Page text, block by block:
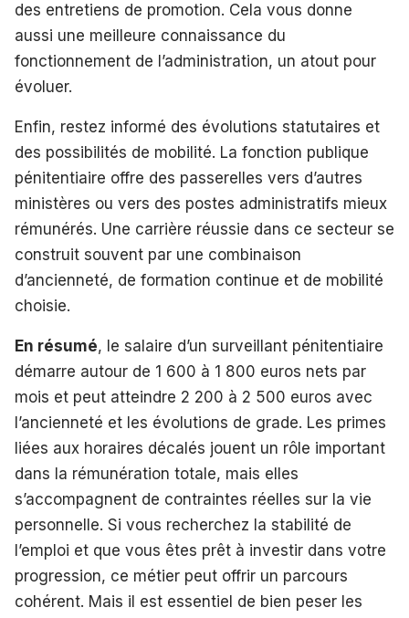
des entretiens de promotion. Cela vous donne
aussi une meilleure connaissance du
fonctionnement de l’administration, un atout pour
évoluer.
Enfin, restez informé des évolutions statutaires et
des possibilités de mobilité. La fonction publique
pénitentiaire offre des passerelles vers d’autres
ministères ou vers des postes administratifs mieux
rémunérés. Une carrière réussie dans ce secteur se
construit souvent par une combinaison
d’ancienneté, de formation continue et de mobilité
choisie.
En résumé, le salaire d’un surveillant pénitentiaire
démarre autour de 1 600 à 1 800 euros nets par
mois et peut atteindre 2 200 à 2 500 euros avec
l’ancienneté et les évolutions de grade. Les primes
liées aux horaires décalés jouent un rôle important
dans la rémunération totale, mais elles
s’accompagnent de contraintes réelles sur la vie
personnelle. Si vous recherchez la stabilité de
l’emploi et que vous êtes prêt à investir dans votre
progression, ce métier peut offrir un parcours
cohérent. Mais il est essentiel de bien peser les